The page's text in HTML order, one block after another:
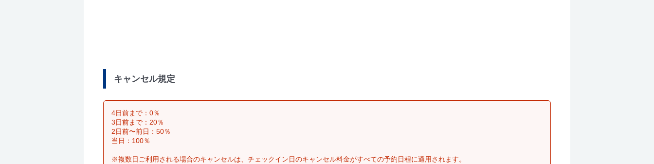
キャンセル規定
4日前まで：0％
3日前まで：20％
2日前〜前日：50％
当日：100％
※複数日ご利用される場合のキャンセルは、チェックイン日のキャンセル料金がすべての予約日程に適用されます。